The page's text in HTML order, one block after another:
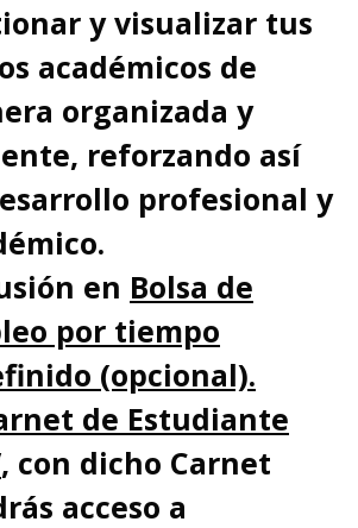
y visualizar tus
académicos de
organizada y
reforzando así
profesional y
en Bolsa de
por tiempo
(opcional).
de Estudiante
, con dicho Carnet
acceso a